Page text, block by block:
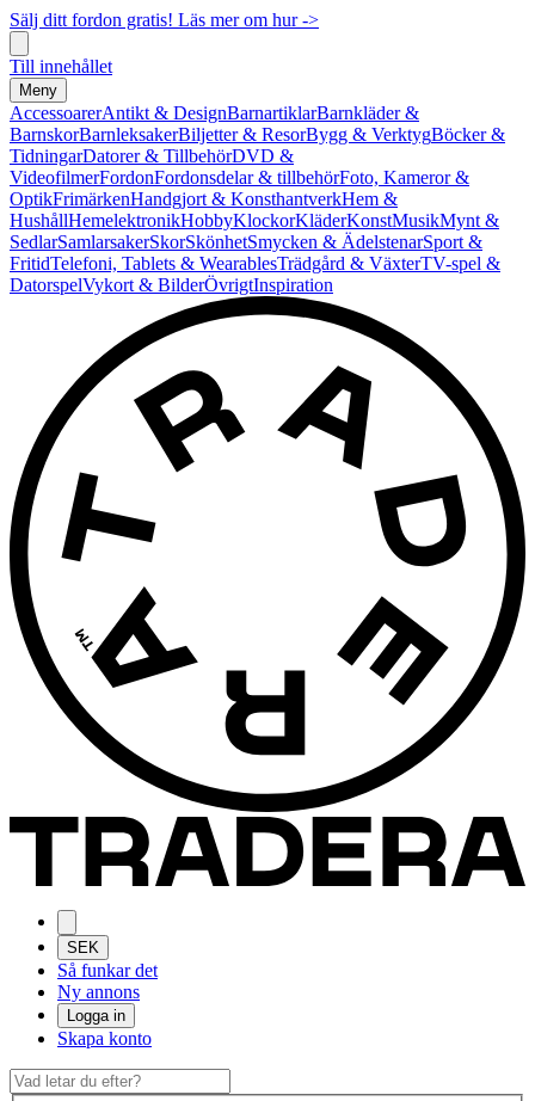
Sälj ditt fordon gratis! Läs mer om hur ->
Till innehållet
Meny
AccessoarerAntikt & DesignBarnartiklarBarnkläder &
BarnskorBarnleksakerBiljetter & ResorBygg & VerktygBöcker &
TidningarDatorer & TillbehörDVD &
VideofilmerFordonFordonsdelar & tillbehörFoto, Kameror &
OptikFrimärkenHandgjort & KonsthantverkHem &
HushållHemelektronikHobbyKlockorKläderKonstMusikMynt &
SedlarSamlarsakerSkorSkönhetSmycken & ÄdelstenarSport &
FritidTelefoni, Tablets & WearablesTrädgård & VäxterTV-spel &
DatorspelVykort & BilderÖvrigtInspiration
SEK
Så funkar det
Ny annons
Logga in
Skapa konto